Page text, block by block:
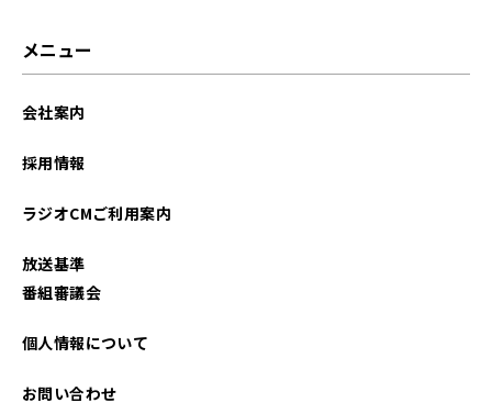
メニュー
会社案内
採用情報
ラジオCMご利用案内
放送基準
番組審議会
個人情報について
お問い合わせ